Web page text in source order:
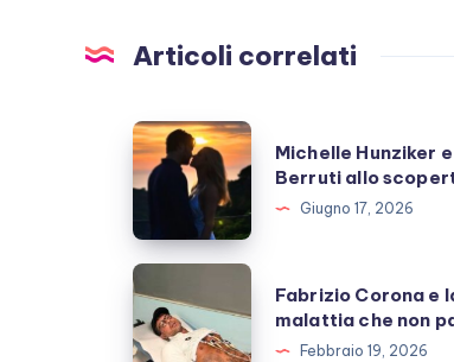
Articoli correlati
Michelle
Hunziker
Giulio
Berruti
allo
scoperto
Michelle Hunziker
Berruti allo
Giugno 17, 2026
Fabrizio
Corona
e
Fabrizio Corona e
malattia che non
Febbraio 19, 2026